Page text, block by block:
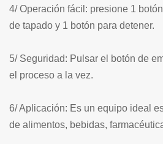
4/ Operación fácil: presione 1
de tapado y 1 botón para detener.
5/ Seguridad: Pulsar el botón de
el proceso a la vez.
6/ Aplicación: Es un equipo ideal
de alimentos, bebidas,